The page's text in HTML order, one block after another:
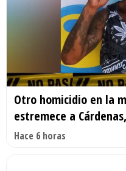
Otro homicidio en la
estremece a
Hace 6 horas